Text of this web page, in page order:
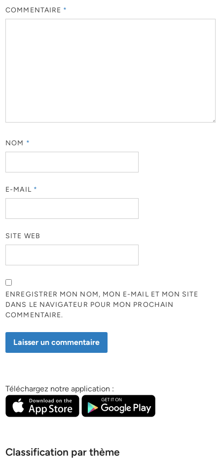
COMMENTAIRE *
NOM *
E-MAIL *
SITE WEB
ENREGISTRER MON NOM, MON E-MAIL ET MON SITE
DANS LE NAVIGATEUR POUR MON PROCHAIN
COMMENTAIRE.
Téléchargez notre application :
Classification par thème